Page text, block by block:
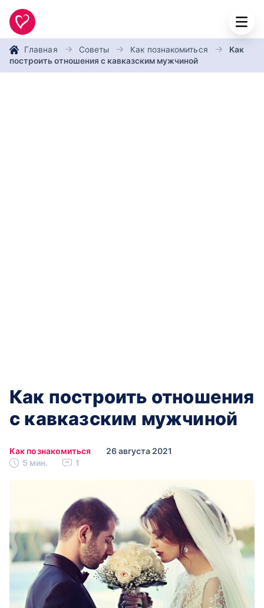
Главная Советы Как познакомиться
Как
построить отношения с кавказским мужчиной
Как построить отношения
с кавказским мужчиной
Как познакомиться
26 августа 2021
5 мин.
1